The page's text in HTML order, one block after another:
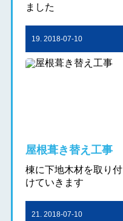
ました
19. 2018-07-10
屋根葺き替え工事
棟に下地木材を取り付
けていきます
21. 2018-07-10